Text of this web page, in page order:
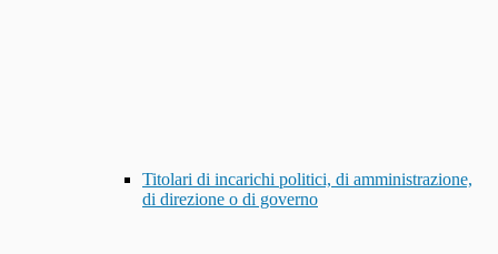
Titolari di incarichi politici, di amministrazione,
di direzione o di governo